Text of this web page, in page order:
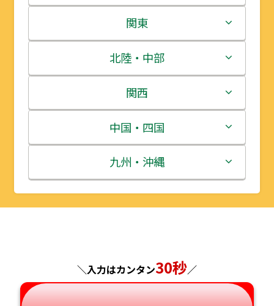
北海道
青森県
岩手県
宮城県
秋田県
山形県
関東
茨城県
栃木県
群馬県
埼玉県
千葉県
神奈川県
北陸・中部
新潟県
富山県
石川県
福井県
長野県
岐阜県
関西
三重県
滋賀県
京都府
兵庫県
奈良県
中国・四国
鳥取県
島根県
広島県
山口県
九州・沖縄
福岡県
長崎県
熊本県
＼入力はカンタン30秒／